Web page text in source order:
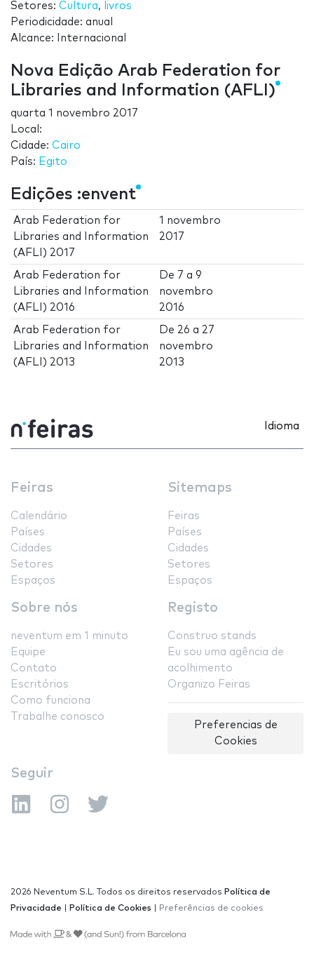
Setores: Cultura, livros
Periodicidade: anual
Alcance: Internacional
Nova Edição Arab Federation for
Libraries and Information (AFLI)
quarta 1 novembro 2017
Local:
Cidade: Cairo
País: Egito
Edições :envent
Arab Federation for
Libraries and Information
(AFLI) 2017
1 novembro
2017
Arab Federation for
Libraries and Information
(AFLI) 2016
De 7 a9
novembro
2016
Arab Federation for
Libraries and Information
(AFLI) 2013
De 26 a 27
novembro
2013
Idioma
Feiras
Calendário
Países
Cidades
Setores
Espaços
Sitemaps
Feiras
Países
Cidades
Setores
Espaços
Sobre nós
neventum em 1 minuto
Equipe
Contato
Escritórios
Como funciona
Trabalhe conosco
Registo
Construo stands
Eu sou uma agência de
acolhimento
Organizo Feiras
Preferencias de
Cookies
Seguir
2026 Neventum S.L. Todos os direitos reservados Política de
Privacidade
Política de Cookies Preferências de cookies